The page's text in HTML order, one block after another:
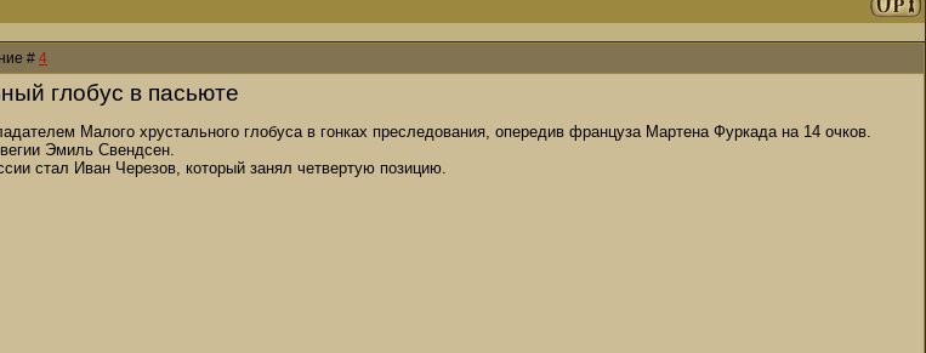
# 4
глобус в пасьюте
Малого хрустального глобуса в гонках преследования, опередив француза Мартена Фуркада на 14 очков.
Эмиль Свендсен.
стал Иван Черезов, который занял четвертую позицию.